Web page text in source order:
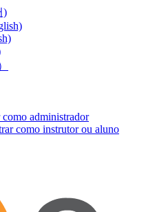
)
como administrador
como instrutor ou aluno